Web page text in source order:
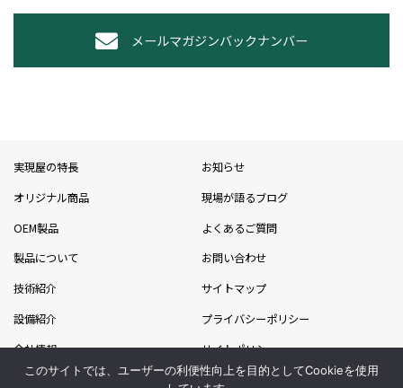
メールマガジンバックナンバー
実現屋の特長
オリジナル商品
OEM製品
製品について
技術紹介
設備紹介
会社情報
採用情報
お知らせ
現場が語るブログ
よくあるご質問
お問い合わせ
サイトマップ
プライバシーポリシー
サイトポリシー
吉川グループ
このサイトでは、ユーザーの利便性向上を目的としてCookieを使用